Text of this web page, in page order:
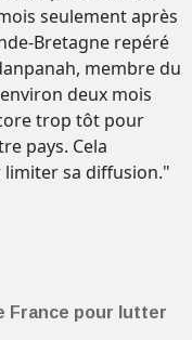
seulement après
Bretagne repéré
membre du
deux mois
trop tôt pour
pays. Cela
sa diffusion."
France pour lutter